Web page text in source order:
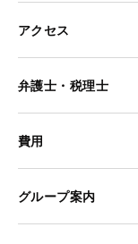
アクセス
弁護士・税理士
費用
グループ案内